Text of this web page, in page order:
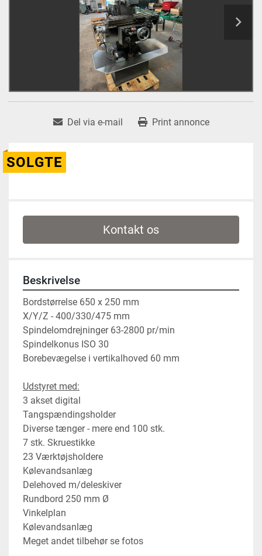
Del via e-mail Print annonce
SOLGTE
Kontakt os
Beskrivelse
Bordstørrelse 650 x 250 mm
X/Y/Z - 400/330/475 mm
Spindelomdrejninger 63-2800 pr/min
Spindelkonus ISO 30
Borebevægelse i vertikalhoved 60 mm
Udstyret med:
3 akset digital
Tangspændingsholder
Diverse tænger - mere end 100 stk.
7 stk. Skruestikke
23 Værktøjsholdere
Kølevandsanlæg
Delehoved m/deleskiver
Rundbord 250 mm Ø
Vinkelplan
Kølevandsanlæg
Meget andet tilbehør se fotos